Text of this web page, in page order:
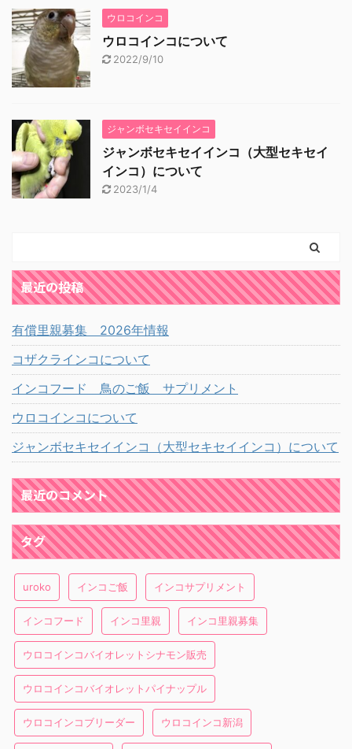
ウロコインコ
ウロコインコについて
2022/9/10
ジャンボセキセイインコ
ジャンボセキセイインコ（大型セキセイ
インコ）について
2023/1/4
最近の投稿
有償里親募集 2026年情報
コザクラインコについて
インコフード 鳥のご飯 サプリメント
ウロコインコについて
ジャンボセキセイインコ（大型セキセイインコ）について
最近のコメント
タグ
uroko インコご飯 インコサプリメント
インコフード インコ里親 インコ里親募集
ウロコインコバイオレットシナモン販売
ウロコインコバイオレットパイナップル
ウロコインコブリーダー ウロコインコ新潟